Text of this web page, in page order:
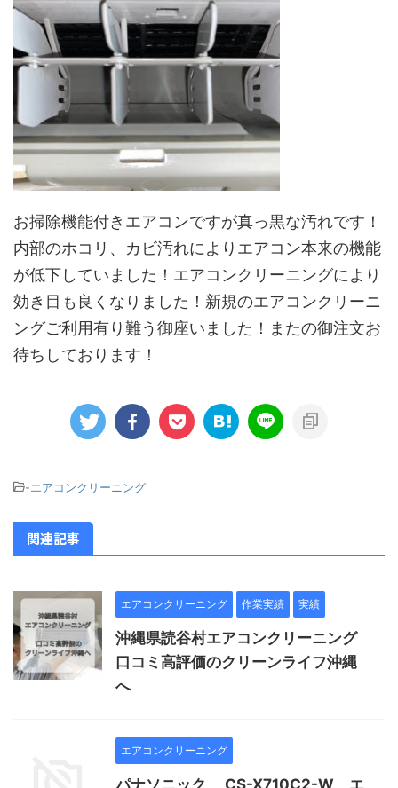
お掃除機能付きエアコンですが真っ黒な汚れです！
内部のホコリ、カビ汚れによりエアコン本来の機能
が低下していました！エアコンクリーニングにより
効き目も良くなりました！新規のエアコンクリーニ
ングご利用有り難う御座いました！またの御注文お
待ちしております！
-エアコンクリーニング
関連記事
エアコンクリーニング 作業実績 実績
沖縄県読谷村エアコンクリーニング
口コミ高評価のクリーンライフ沖縄
へ
エアコンクリーニング
パナソニック CS-X710C2-W エ